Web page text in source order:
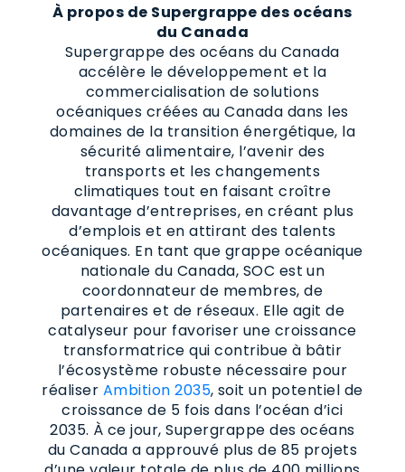
À propos de Supergrappe des océans
du Canada
Supergrappe des océans du Canada
accélère le développement et la
commercialisation de solutions
océaniques créées au Canada dans les
domaines de la transition énergétique, la
sécurité alimentaire, l’avenir des
transports et les changements
climatiques tout en faisant croître
davantage d’entreprises, en créant plus
d’emplois et en attirant des talents
océaniques. En tant que grappe océanique
nationale du Canada, SOC est un
coordonnateur de membres, de
partenaires et de réseaux. Elle agit de
catalyseur pour favoriser une croissance
transformatrice qui contribue à bâtir
l’écosystème robuste nécessaire pour
réaliser Ambition 2035, soit un potentiel de
croissance de 5 fois dans l’océan d’ici
2035. À ce jour, Supergrappe des océans
du Canada a approuvé plus de 85 projets